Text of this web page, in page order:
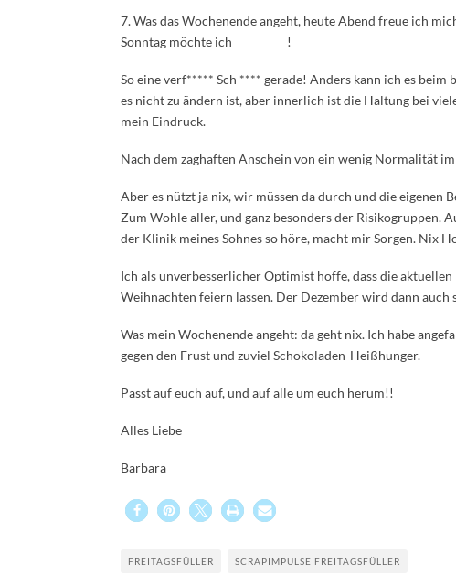
7. Was das Wochenende angeht, heute Abend freue ich
Sonntag möchte ich _________ !
So eine verf***** Sch **** gerade! Anders kann ich es
es nicht zu ändern ist, aber innerlich ist die Haltung bei
mein Eindruck.
Nach dem zaghaften Anschein von ein wenig Normalität
Aber es nützt ja nix, wir müssen da durch und die eigenen
Zum Wohle aller, und ganz besonders der Risikogruppen.
der Klinik meines Sohnes so höre, macht mir Sorgen. Nix
Ich als unverbesserlicher Optimist hoffe, dass die
Weihnachten feiern lassen. Der Dezember wird dann
Was mein Wochenende angeht: da geht nix. Ich habe
gegen den Frust und zuviel Schokoladen-Heißhunger.
Passt auf euch auf, und auf alle um euch herum!!
Alles Liebe
Barbara
FREITAGSFÜLLER SCRAPIMPULSE FREITAGSFÜLLER